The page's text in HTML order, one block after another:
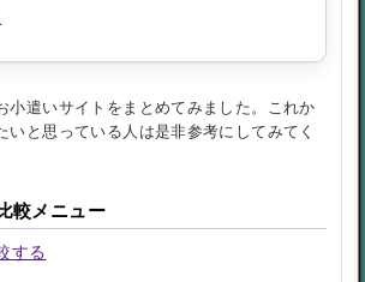
小遣いサイトをまとめてみました。これか
いと思っている人は是非参考にしてみてく
較メニュー
する